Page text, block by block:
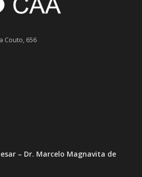
Couto, 656
– Dr. Marcelo Magnavita de